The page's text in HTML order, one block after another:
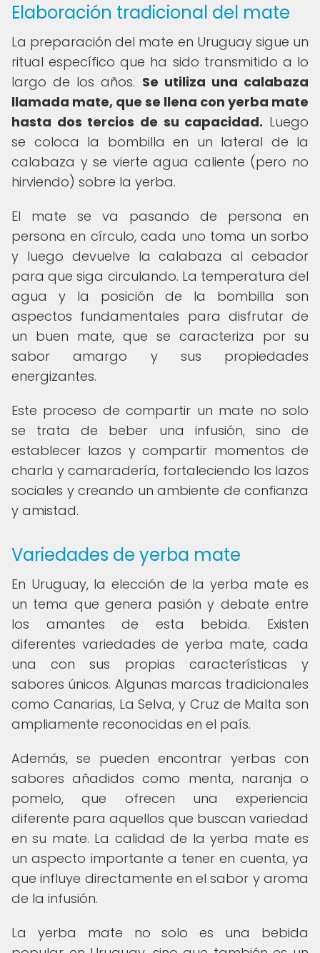
Elaboración tradicional del mate
La preparación del mate en Uruguay sigue un
ritual específico que ha sido transmitido a lo
largo de los años. Se utiliza una calabaza
llamada mate, que se llena con yerba mate
hasta dos tercios de su capacidad. Luego
se coloca la bombilla en un lateral de la
calabaza y se vierte agua caliente (pero no
hirviendo) sobre la yerba.
El mate se va pasando de persona en
persona en círculo, cada uno toma un sorbo
y luego devuelve la calabaza al cebador
para que siga circulando. La temperatura del
agua y la posición de la bombilla son
aspectos fundamentales para disfrutar de
un buen mate, que se caracteriza por su
sabor amargo y sus propiedades
energizantes.
Este proceso de compartir un mate no solo
se trata de beber una infusión, sino de
establecer lazos y compartir momentos de
charla y camaradería, fortaleciendo los lazos
sociales y creando un ambiente de confianza
y amistad.
Variedades de yerba mate
En Uruguay, la elección de la yerba mate es
un tema que genera pasión y debate entre
los amantes de esta bebida. Existen
diferentes variedades de yerba mate, cada
una con sus propias características y
sabores únicos. Algunas marcas tradicionales
como Canarias, La Selva, y Cruz de Malta son
ampliamente reconocidas en el país.
Además, se pueden encontrar yerbas con
sabores añadidos como menta, naranja o
pomelo, que ofrecen una experiencia
diferente para aquellos que buscan variedad
en su mate. La calidad de la yerba mate es
un aspecto importante a tener en cuenta, ya
que influye directamente en el sabor y aroma
de la infusión.
La yerba mate no solo es una bebida